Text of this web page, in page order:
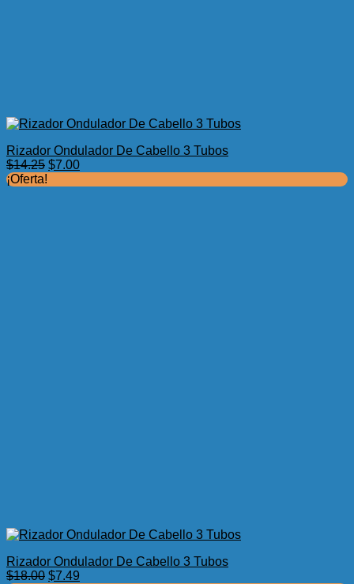
Rizador Ondulador De Cabello 3 Tubos
$14.25 El
$7.00El
¡Oferta!
Rizador Ondulador De Cabello 3 Tubos
$18.00 El
$7.49